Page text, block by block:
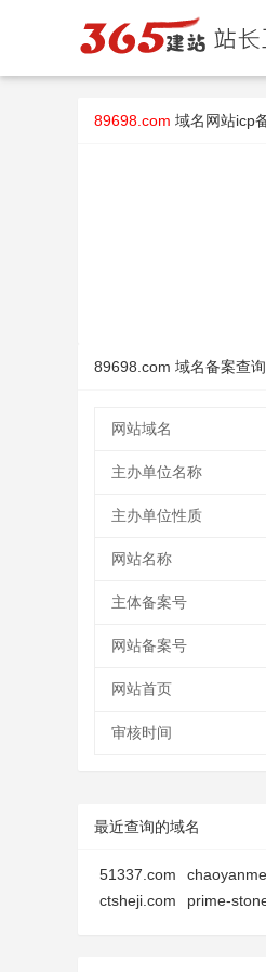
89698.com 域名网站icp
89698.com 域名备案查
网站域名
主办单位名称
主办单位性质
网站名称
主体备案号
网站备案号
网站首页
审核时间
最近查询的域名
51337.com
ctsheji.com
prime-